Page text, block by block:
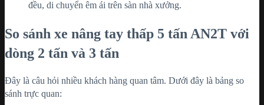
đều, di chuyển êm ái trên sàn nhà xưởng.
So sánh xe nâng tay thấp 5 tấn AN2T với
dòng 2 tấn và 3 tấn
Đây là câu hỏi nhiều khách hàng quan tâm. Dưới đây là bảng so
sánh trực quan: